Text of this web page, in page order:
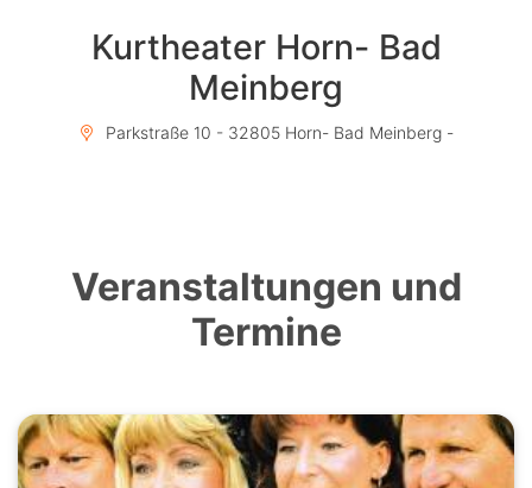
Kurtheater Horn- Bad
Meinberg
Parkstraße 10 - 32805 Horn- Bad Meinberg -
Veranstaltungen und
Termine